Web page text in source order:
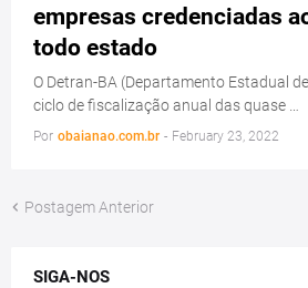
empresas credenciadas
todo estado
O Detran-BA (Departamento Estadual
ciclo de fiscalização anual das quase …
Por obaianao.com.br - February 23, 2022
Postagem Anterior
SIGA-NOS